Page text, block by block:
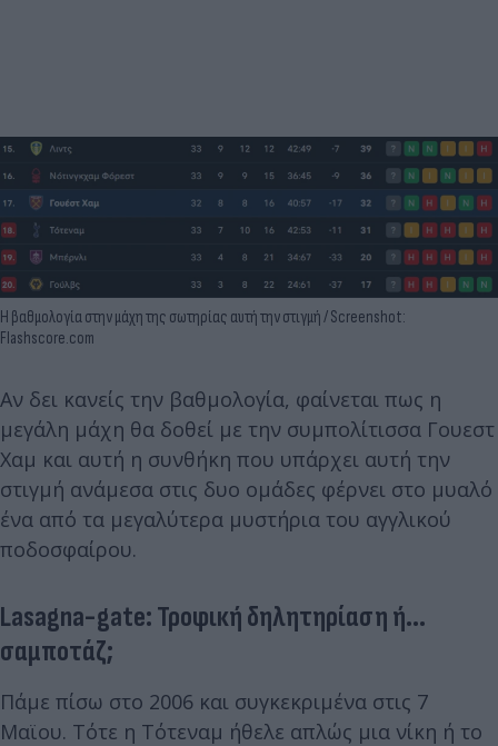
Η βαθμολογία στην μάχη της σωτηρίας αυτή την στιγμή / Screenshot:
Flashscore.com
Αν δει κανείς την βαθμολογία, φαίνεται πως η
μεγάλη μάχη θα δοθεί με την συμπολίτισσα Γουεστ
Χαμ και αυτή η συνθήκη που υπάρχει αυτή την
στιγμή ανάμεσα στις δυο ομάδες φέρνει στο μυαλό
ένα από τα μεγαλύτερα μυστήρια του αγγλικού
ποδοσφαίρου.
Lasagna-gate: Τροφική δηλητηρίαση ή...
σαμποτάζ;
Πάμε πίσω στο 2006 και συγκεκριμένα στις 7
Μαϊου. Τότε η Τότεναμ ήθελε απλώς μια νίκη ή το